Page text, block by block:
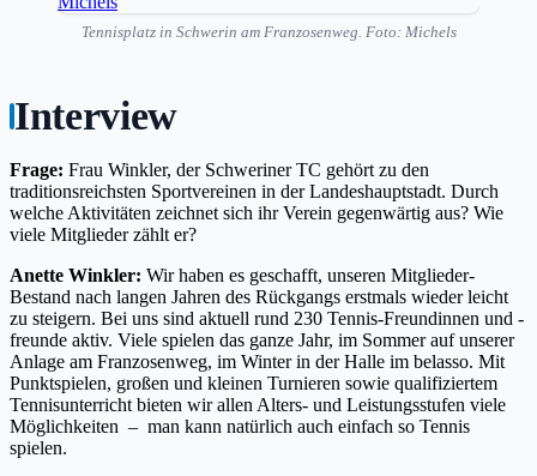
Tennisplatz in Schwerin am Franzosenweg. Foto: Michels
Interview
Frage: Frau Winkler, der Schweriner TC gehört zu den
traditionsreichsten Sportvereinen in der Landeshauptstadt. Durch
welche Aktivitäten zeichnet sich ihr Verein gegenwärtig aus? Wie
viele Mitglieder zählt er?
Anette Winkler: Wir haben es geschafft, unseren Mitglieder-
Bestand nach langen Jahren des Rückgangs erstmals wieder leicht
zu steigern. Bei uns sind aktuell rund 230 Tennis-Freundinnen und -
freunde aktiv. Viele spielen das ganze Jahr, im Sommer auf unserer
Anlage am Franzosenweg, im Winter in der Halle im belasso. Mit
Punktspielen, großen und kleinen Turnieren sowie qualifiziertem
Tennisunterricht bieten wir allen Alters- und Leistungsstufen viele
Möglichkeiten – man kann natürlich auch einfach so Tennis
spielen.